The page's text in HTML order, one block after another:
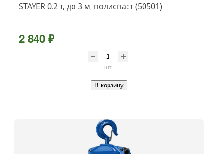
STAYER 0.2 т, до 3 м, полиспаст (50501)
2 840 ₽
шт
В корзину